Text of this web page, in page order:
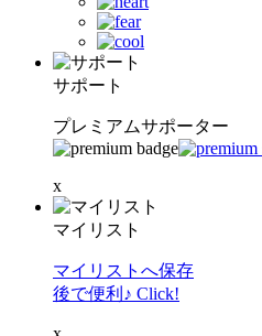
サポート
プレミアムサポーター
x
マイリスト
マイリストへ保存
後で便利♪ Click!